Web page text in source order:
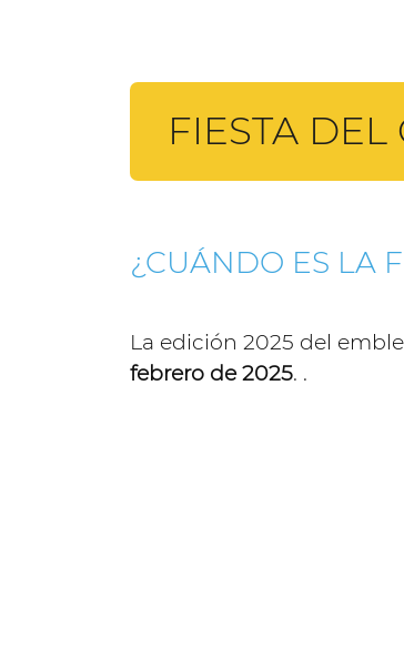
FIESTA
¿CUÁNDO ES LA
La edición 2025 del
febrero de 2025. .